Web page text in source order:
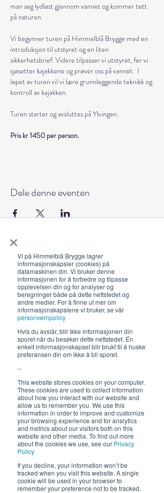
×
Vi på Himmelblå Brygge lagrer
informasjonskapsler (cookies) på
datamaskinen din. Vi bruker denne
informasjonen for å forbedre og tilpasse
opplevelsen din og for analyser og
beregninger både på dette nettstedet og
andre medier. For å finne ut mer om
informasjonskapslene vi bruker, se vår
personvernpolicy
Hvis du avslår, blir ikke informasjonen din
sporet når du besøker dette nettstedet. Én
enkelt informasjonskapsel blir brukt til å huske
preferansen din om ikke å bli sporet.
--
This website stores cookies on your computer.
These cookies are used to collect information
about how you interact with our website and
allow us to remember you. We use this
information in order to improve and customize
your browsing experience and for analytics
and metrics about our visitors both on this
website and other media. To find out more
about the cookies we use, see our Privacy
Policy
If you decline, your information won’t be
tracked when you visit this website. A single
cookie will be used in your browser to
remember your preference not to be tracked.
man seg lydløst gjennom vannet og kommer tett
på naturen.
Vi begynner turen på Himmelblå Brygge med en
introduksjon til utstyret og en liten
sikkerhetsbrief. Videre tilpasser vi utstyret, før vi
sjøsetter kajakkene og prøver oss på vannet.  I
løpet av turen vil vi lære grunnleggende teknikk og
kontroll av kajakken.
Turen starter og avsluttes på Ylvingen.
Pris kr 1450 per person.
Dele denne eventen
Åpningstider 2026
19. juni - 5. august 12-23 (02)
Lunsj 12-16:30 | Middag 18:30
Fra 30.7 begrenset servering
12-17, middag 18.30
Hold deg oppdatert om hva
som skjer på Himmelblå og